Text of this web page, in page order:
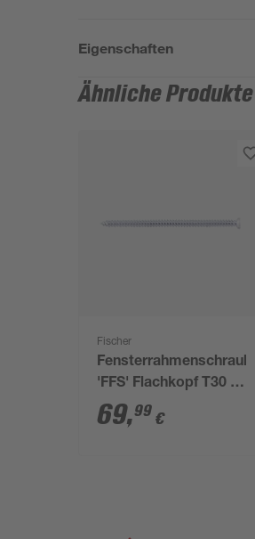
Eigenschaften
Ähnliche Produkte
Fischer
Fensterrahmenschraube
'FFS' Flachkopf T30 Ø
7,5 x 182 mm 100
Stück
69,99 €